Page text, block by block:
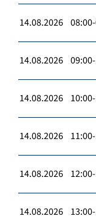
14.08.2026
14.08.2026
14.08.2026
14.08.2026
14.08.2026
14.08.2026